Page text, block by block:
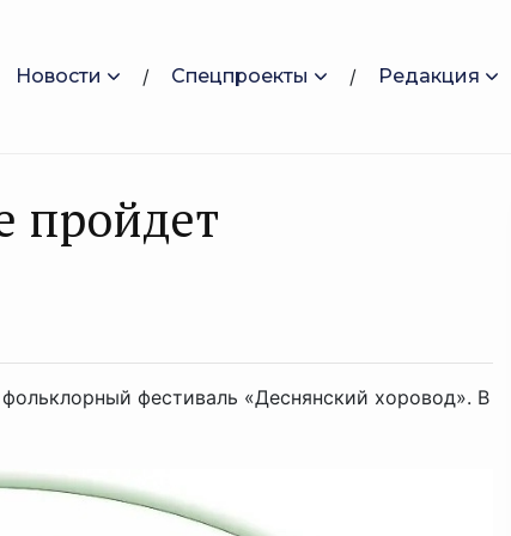
Новости Спецпроекты Редакция
пройдет
фестиваль «Деснянский хоровод». В